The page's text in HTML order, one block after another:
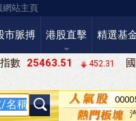
網站主頁
市脈搏 港股直擊 精選基
數 25463.51 452.31